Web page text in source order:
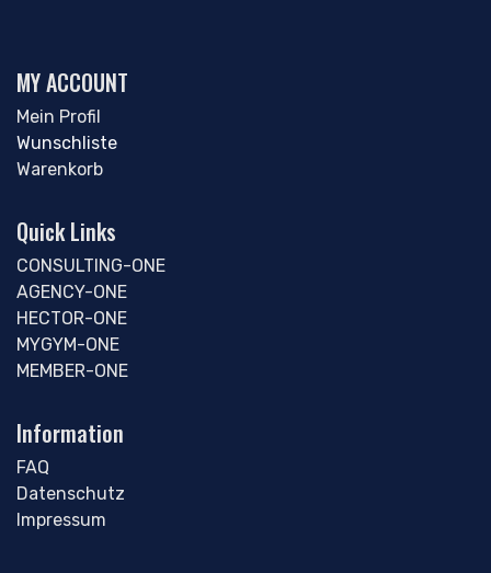
MY ACCOUNT
Mein Profil
Wunschliste
Warenkorb
Quick Links
CONSULTING-ONE
AGENCY-ONE
HECTOR-ONE
MYGYM-ONE
MEMBER-ONE
Information
FAQ
Datenschutz
Impressum